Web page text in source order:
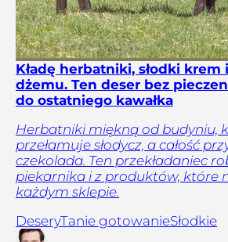
Kładę herbatniki, słodki krem
dżemu. Ten deser bez
do ostatniego kawałka
Herbatniki miękną od budyniu,
przełamuje słodycz, a całość
czekolada. Ten przekładaniec
piekarnika i z produktów, które
każdym sklepie.
DeseryTanie gotowanieSłodkie